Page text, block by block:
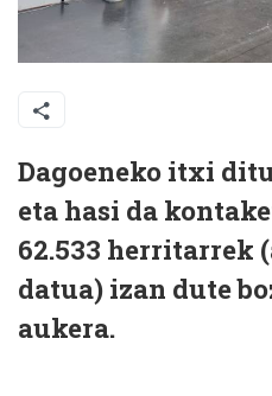
Dagoeneko itxi
eta hasi da
62.533 herritarrek
datua) izan dute
aukera.